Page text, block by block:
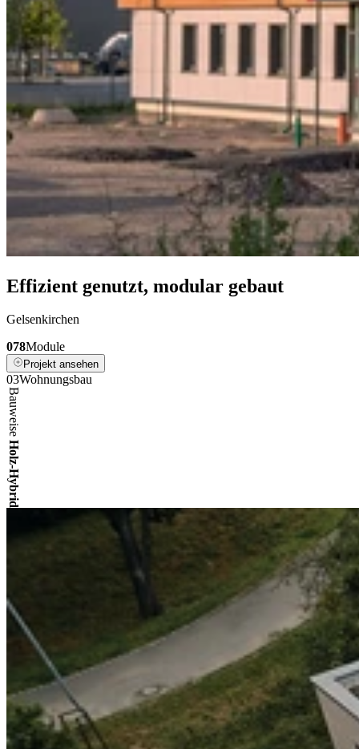
Effizient genutzt, modular gebaut
Gelsenkirchen
078Module
Projekt ansehen
03Wohnungsbau
Bauweise
Holz-Hybrid